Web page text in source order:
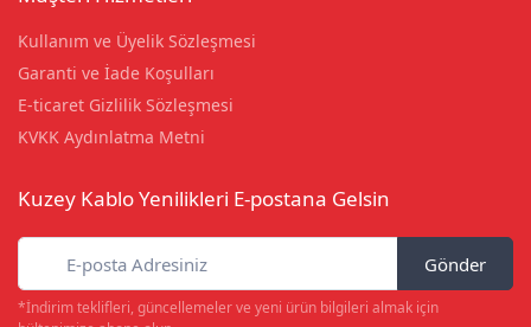
Kullanım ve Üyelik Sözleşmesi
Garanti ve İade Koşulları
E-ticaret Gizlilik Sözleşmesi
KVKK Aydınlatma Metni
Kuzey Kablo Yenilikleri E-postana Gelsin
Gönder
*İndirim teklifleri, güncellemeler ve yeni ürün bilgileri almak için